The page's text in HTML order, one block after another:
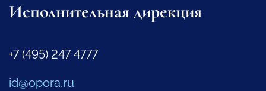
Исполнительная дирекция
+7 (495) 247 4777
id@opora.ru